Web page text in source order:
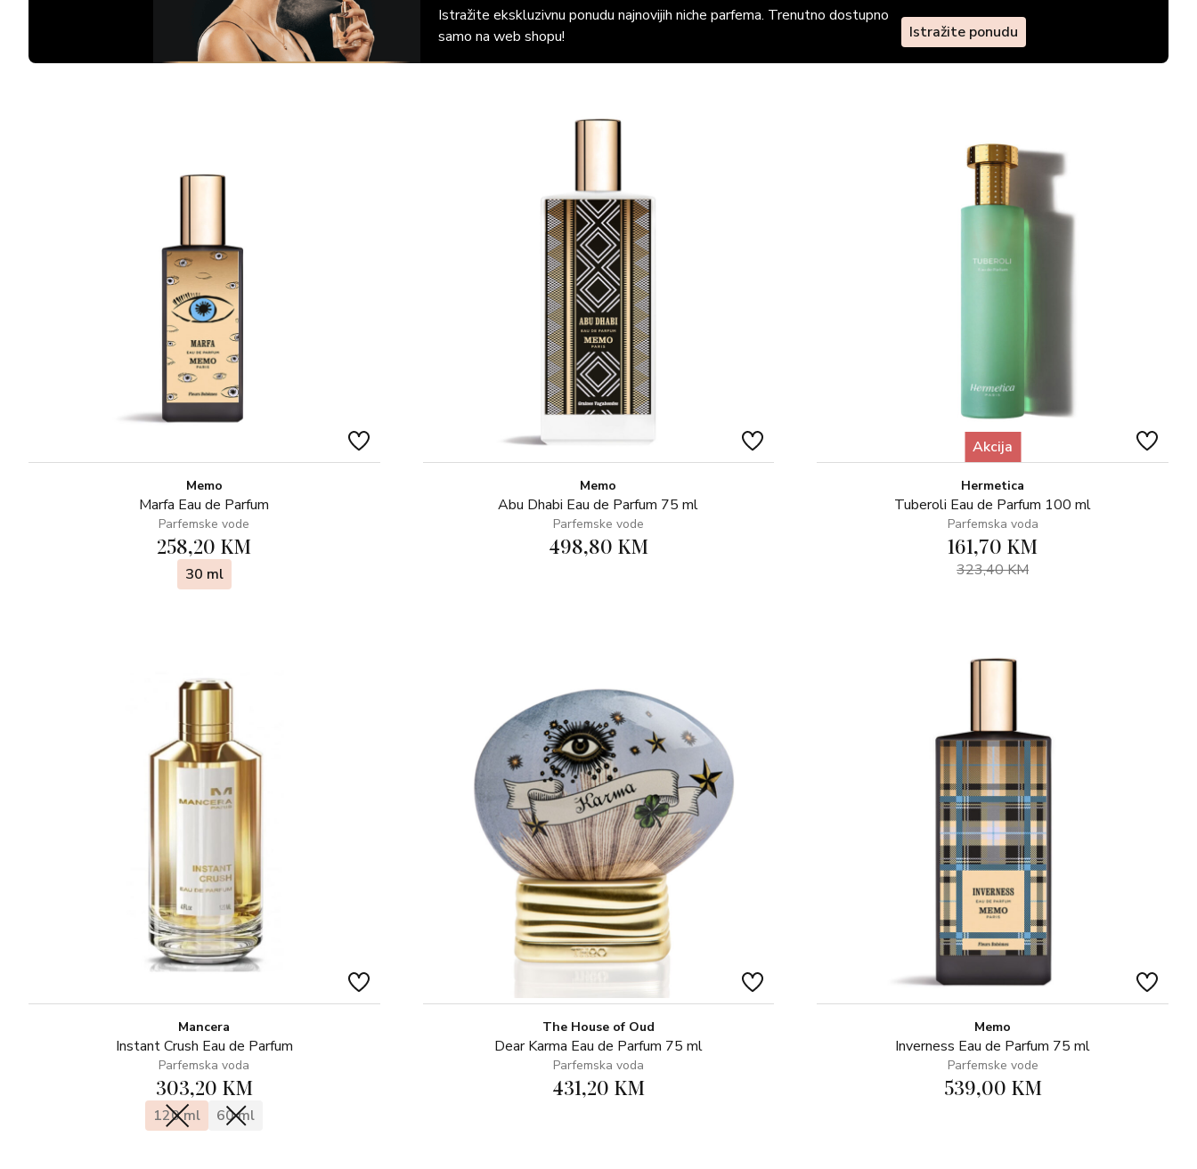
Istražite ekskluzivnu ponudu najnovijih niche parfema. Trenutno dostupno
samo na web shopu!
Istražite ponudu
Memo
Marfa Eau de Parfum
Parfemske vode
258,20 KM
30 ml
Memo
Abu Dhabi Eau de Parfum 75 ml
Parfemske vode
498,80 KM
Akcija
Hermetica
Tuberoli Eau de Parfum 100 ml
Parfemska voda
161,70 KM
323,40 KM
Mancera
Instant Crush Eau de Parfum
Parfemska voda
303,20 KM
120 ml 60 ml
The House of Oud
Dear Karma Eau de Parfum 75 ml
Parfemska voda
431,20 KM
Memo
Inverness Eau de Parfum 75 ml
Parfemske vode
539,00 KM